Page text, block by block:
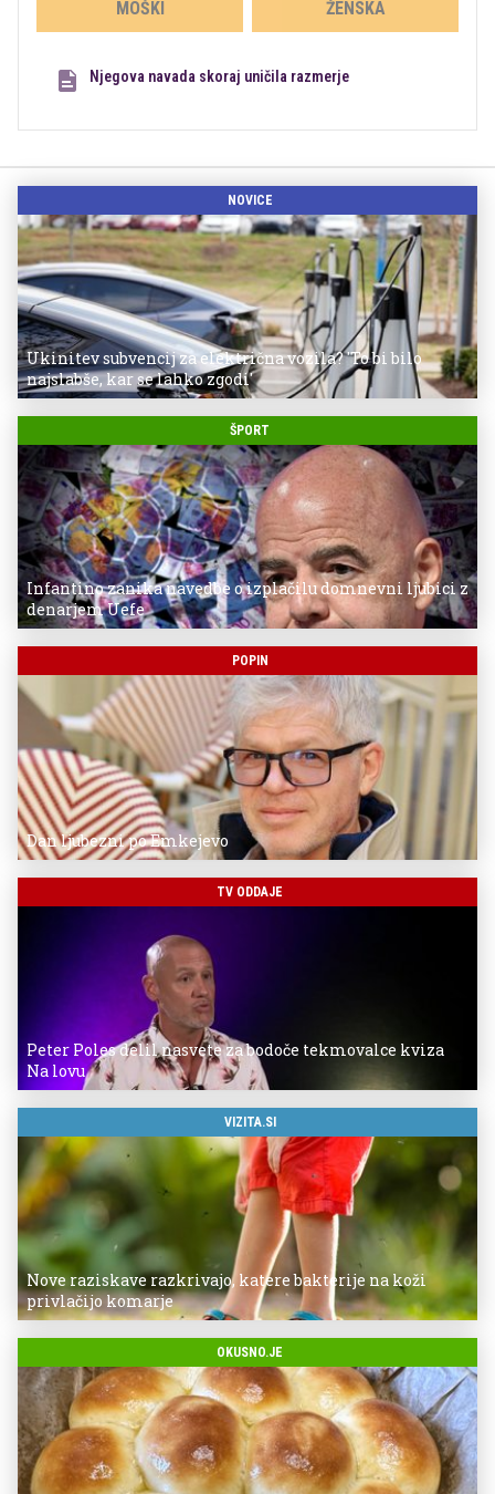
MOŠKI ŽENSKA
Njegova navada skoraj uničila razmerje
NOVICE
Ukinitev subvencij za električna vozila? 'To bi bilo
najslabše, kar se lahko zgodi'
ŠPORT
Infantino zanika navedbe o izplačilu domnevni ljubici z
denarjem Uefe
POPIN
Dan ljubezni po Emkejevo
TV ODDAJE
Peter Poles delil nasvete za bodoče tekmovalce kviza
Na lovu
VIZITA.SI
Nove raziskave razkrivajo, katere bakterije na koži
privlačijo komarje
OKUSNO.JE